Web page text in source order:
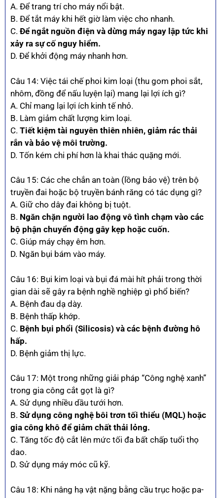
A. Để trang trí cho máy nổi bật.
B. Để tắt máy khi hết giờ làm việc cho nhanh.
C. Để ngắt nguồn điện và dừng máy ngay lập tức khi
xảy ra sự cố nguy hiểm.
D. Để khởi động máy nhanh hơn.
Câu 14: Việc tái chế phoi kim loại (thu gom phoi sắt,
nhôm, đồng để nấu luyện lại) mang lại lợi ích gì?
A. Chỉ mang lại lợi ích kinh tế nhỏ.
B. Làm giảm chất lượng kim loại.
C. Tiết kiệm tài nguyên thiên nhiên, giảm rác thải
rắn và bảo vệ môi trường.
D. Tốn kém chi phí hơn là khai thác quặng mới.
Câu 15: Các che chắn an toàn (lồng bảo vệ) trên bộ
truyền đai hoặc bộ truyền bánh răng có tác dụng gì?
A. Giữ cho dây đai không bị tuột.
B. Ngăn chặn người lao động vô tình chạm vào các
bộ phận chuyển động gây kẹp hoặc cuốn.
C. Giúp máy chạy êm hơn.
D. Ngăn bụi bám vào máy.
Câu 16: Bụi kim loại và bụi đá mài hít phải trong thời
gian dài sẽ gây ra bệnh nghề nghiệp gì phổ biến?
A. Bệnh đau dạ dày.
B. Bệnh thấp khớp.
C. Bệnh bụi phổi (Silicosis) và các bệnh đường hô
hấp.
D. Bệnh giảm thị lực.
Câu 17: Một trong những giải pháp “Công nghệ xanh”
trong gia công cắt gọt là gì?
A. Sử dụng nhiều dầu tưới hơn.
B. Sử dụng công nghệ bôi trơn tối thiểu (MQL) hoặc
gia công khô để giảm chất thải lỏng.
C. Tăng tốc độ cắt lên mức tối đa bất chấp tuổi thọ
dao.
D. Sử dụng máy móc cũ kỹ.
Câu 18: Khi nâng hạ vật nặng bằng cầu trục hoặc pa-